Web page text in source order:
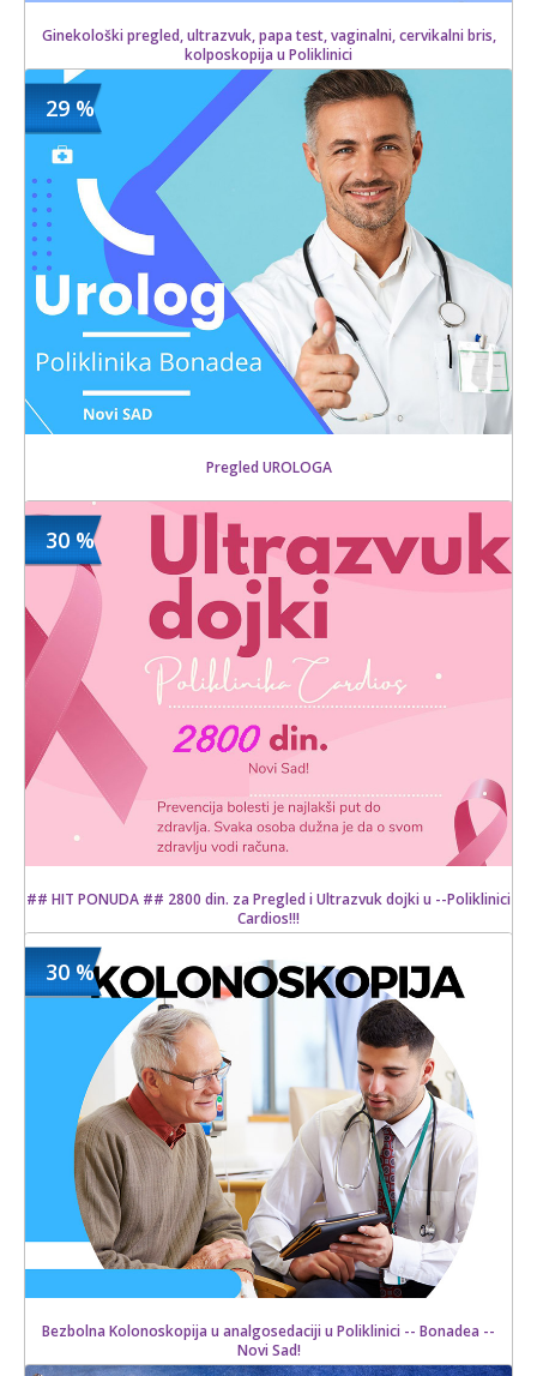
Ginekološki pregled, ultrazvuk, papa test, vaginalni, cervikalni bris,
kolposkopija u Poliklinici
Kupljeno
8 kom.
6800 din
29 %
Pregled UROLOGA
Kupljeno
3 kom.
4990 din
7000 din
30 %
## HIT PONUDA ## 2800 din. za Pregled i Ultrazvuk dojki u --Poliklinici
Cardios!!!
Kupljeno
11 kom.
2800 din
30 %
Bezbolna Kolonoskopija u analgosedaciji u Poliklinici -- Bonadea --
Novi Sad!